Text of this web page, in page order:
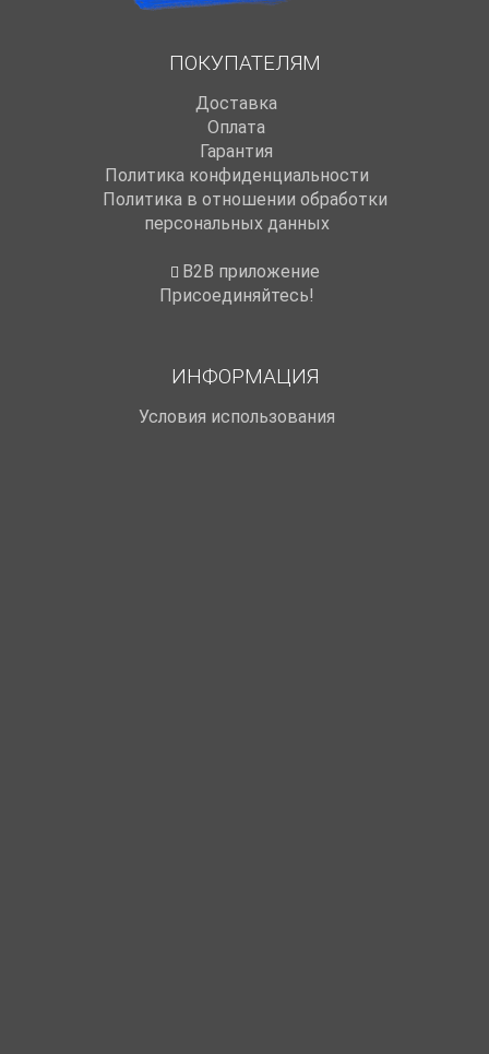
ПОКУПАТЕЛЯМ
Доставка
Оплата
Гарантия
Политика конфиденциальности
Политика в отношении обработки
персональных данных
B2B приложение
Присоединяйтесь!
ИНФОРМАЦИЯ
Условия использования